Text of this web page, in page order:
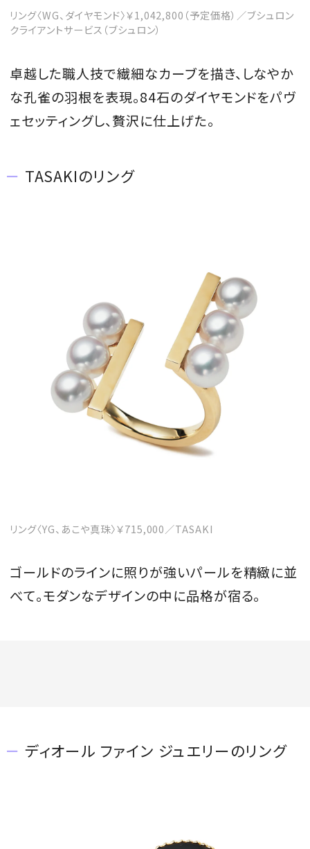
リング〈WG、ダイヤモンド〉￥1,042,800（予定価格）／ブシュロン
クライアントサービス（ブシュロン）
卓越した職人技で繊細なカーブを描き、しなやか
な孔雀の羽根を表現。84石のダイヤモンドをパヴ
ェセッティングし、贅沢に仕上げた。
TASAKIのリング
リング〈YG、あこや真珠〉￥715,000／TASAKI
ゴールドのラインに照りが強いパールを精緻に並
べて。モダンなデザインの中に品格が宿る。
ディオール ファイン ジュエリーのリング